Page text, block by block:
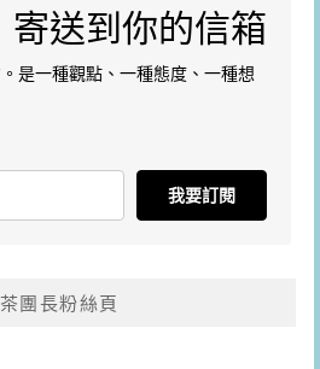
寄送到你的信箱
是一種觀點、一種態度、一種想
我要訂閱
團長粉絲頁